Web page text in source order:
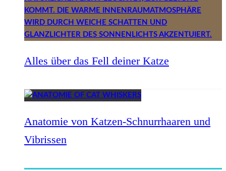
Alles über das Fell deiner Katze
Anatomie von Katzen-Schnurrhaaren und
Vibrissen